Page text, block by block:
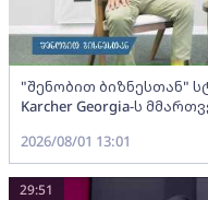
"შენობით ბიზნესთან"
Karcher Georgia-ს
2026/08/01 13:01
29:51